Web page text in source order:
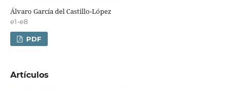
Álvaro Garcí­a del Castillo-López
e1-e8
PDF
Artí­culos